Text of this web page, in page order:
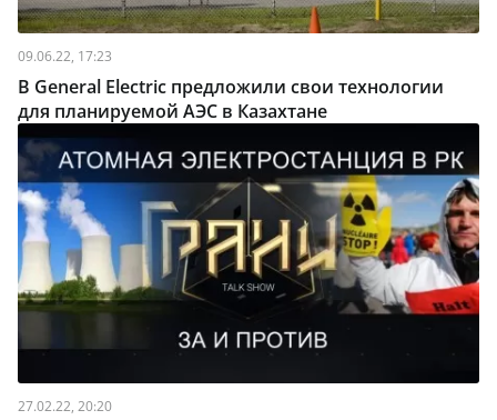
09.06.22, 17:23
В General Electric предложили свои технологии
для планируемой АЭС в Казахтане
27.02.22, 20:20